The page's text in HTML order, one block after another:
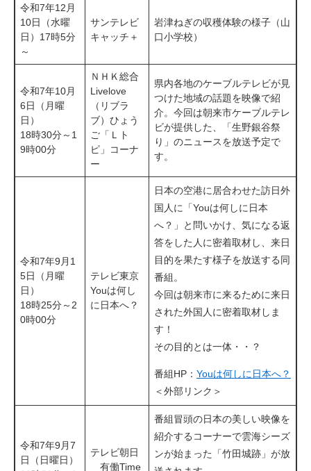
令和7年12月
10日（水曜
日）17時5分
～
サンテレビ
キャッチ＋
岩津ねぎの収穫体験の様子（山
口小学校）
令和7年10月
6日（月曜
日）
18時30分～1
9時00分
ＮＨＫ総合
​Livelove
（リブラ
ブ）ひょう
ご「Ｌト
ピ」コーナ
ー
県内各地のケーブルテレビが見
つけた地域の話題を映像で紹
介。今回は朝来市ケーブルテレ
ビが提供した、「生野銀谷祭
り」のニュースを放送予定で
す。
令和7年9月1
5日（月曜
日）
18時25分～2
0時00分
テレビ東京
Youは何し
に日本へ？
日本の空港に居合わせた訪日外
国人に「Youは何しに日本
へ？」と問いかけ、気になる返
答をした人に密着取材し、来日
目的を果たす様子を放送する同
番組。
今回は朝来市に来るために来日
された外国人に密着取材しま
す！
その目的とは一体・・？
番組HP： Youは何しに日本へ？​
＜外部リンク＞
令和7年9月7
日（日曜日）
​テレビ朝日
有働Time
番組冒頭の日本の美しい映像を
紹介するコーナーで雲海シーズ
ンが始まった「竹田城跡」が放